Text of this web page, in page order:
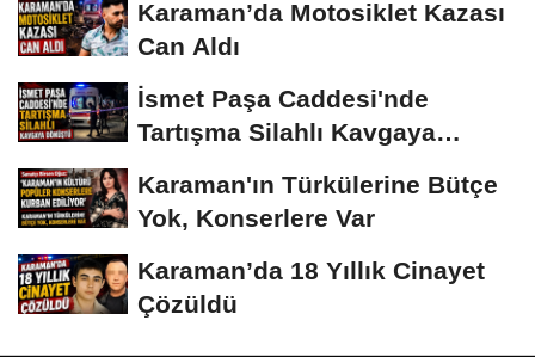
Karaman’da Motosiklet Kazası
Can Aldı
İsmet Paşa Caddesi'nde
Tartışma Silahlı Kavgaya
Karaman'ın Türkülerine Bütçe
Yok, Konserlere Var
Karaman’da 18 Yıllık Cinayet
Çözüldü